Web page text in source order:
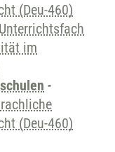
(Deu-460)
Unterrichtsfach
im
-
(Deu-460)